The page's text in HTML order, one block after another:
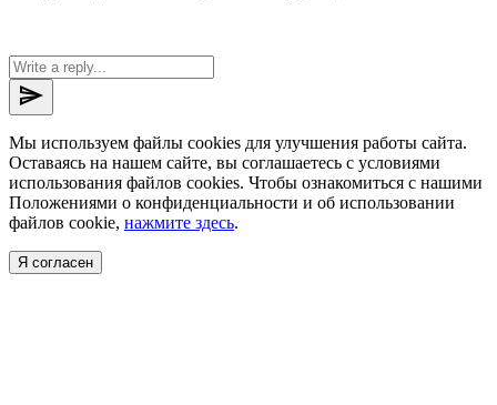
send
Мы используем файлы cookies для улучшения работы сайта.
Оставаясь на нашем сайте, вы соглашаетесь с условиями
использования файлов cookies. Чтобы ознакомиться с нашими
Положениями о конфиденциальности и об использовании
файлов cookie, нажмите здесь.
Я согласен